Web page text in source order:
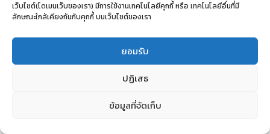
เว็บไซต์(โดเมนเว็บของเรา) มีการใช้งานเทคโนโลยีคุกกี้ หรือ เทคโนโลยีอื่นที่มี
ลักษณะใกล้เคียงกันกับคุกกี้ บนเว็บไซต์ของเรา
ยอมรับ
ปฏิเสธ
ข้อมูลที่จัดเก็บ
เรียนรู้มหาวิทยาลัยราชภัฏลำปาง (ดอยพระบาท) ซึ่ง
กิจกรรมดังกล่าวเป็นการดำเนินการจากการบันทึกข้อ
ตกลงความร่วมมือระหว่างกระทรวงการอุดมศึกษา
วิทยาศาสตร์ วิจัยและนวัตกรรม กระทรวงศึกษาธิการ
กองทุนเงินให้กู้ยืมเพื่อการศึกษา กระทรวงการคลัง